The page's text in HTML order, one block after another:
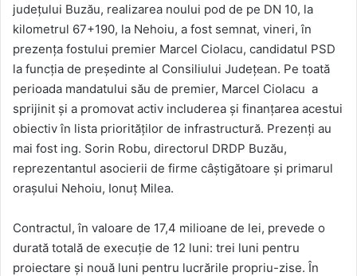
județului Buzău, realizarea noului pod de pe DN 10, la
kilometrul 67+190, la Nehoiu, a fost semnat, vineri, în
prezența fostului premier Marcel Ciolacu, candidatul PSD
la funcția de președinte al Consiliului Județean. Pe toată
perioada mandatului său de premier, Marcel Ciolacu a
sprijinit și a promovat activ includerea și finanțarea acestui
obiectiv în lista priorităților de infrastructură. Prezenți au
mai fost ing. Sorin Robu, directorul DRDP Buzău,
reprezentantul asocierii de firme câștigătoare și primarul
orașului Nehoiu, Ionuț Milea.
Contractul, în valoare de 17,4 milioane de lei, prevede o
durată totală de execuție de 12 luni: trei luni pentru
proiectare și nouă luni pentru lucrările propriu-zise. În